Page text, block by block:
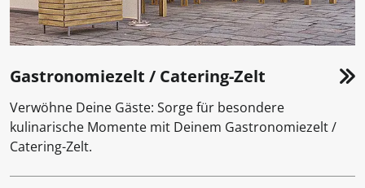
Gastronomiezelt / Catering-Zelt
Verwöhne Deine Gäste: Sorge für besondere
kulinarische Momente mit Deinem Gastronomiezelt /
Catering-Zelt.